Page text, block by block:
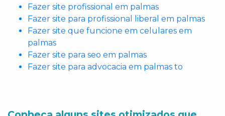
Fazer site profissional em palmas
Fazer site para profissional liberal em palmas
Fazer site que funcione em celulares em
palmas
Fazer site para seo em palmas
Fazer site para advocacia em palmas to